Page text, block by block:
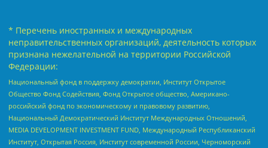
* Перечень иностранных и международных
неправительственных организаций, деятельность которых
признана нежелательной на территории Российской
Федерации:
Национальный фонд в поддержку демократии, Институт Открытое
Общество Фонд Содействия, Фонд Открытое общество, Американо-
российский фонд по экономическому и правовому развитию,
Национальный Демократический Институт Международных Отношений,
MEDIA DEVELOPMENT INVESTMENT FUND, Международный Республиканский
Институт, Открытая Россия, Институт современной России, Черноморский